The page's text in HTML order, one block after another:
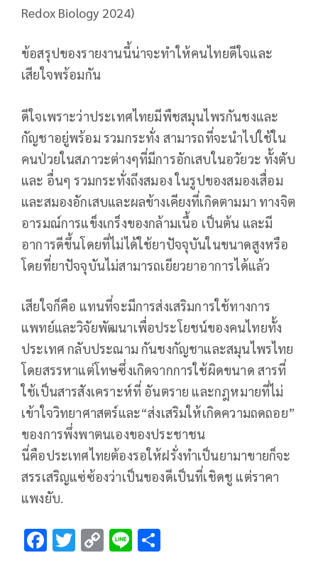
Redox Biology 2024)
ข้อสรุปของรายงานนี้น่าจะทำให้คนไทยดีใจและ
เสียใจพร้อมกัน
ดีใจเพราะว่าประเทศไทยมีพืชสมุนไพรกันชงและ
กัญชาอยู่พร้อม รวมกระทั่ง สามารถที่จะนำไปใช้ใน
คนป่วยในสภาวะต่างๆที่มีการอักเสบในอวัยวะ ทั้งตับ
และ อื่นๆ รวมกระทั่งถึงสมอง ในรูปของสมองเสื่อม
และสมองอักเสบและผลข้างเคียงที่เกิดตามมา ทางจิต
อารมณ์การแข็งเกร็งของกล้ามเนื้อ เป็นต้น และมี
อาการดีขึ้นโดยที่ไม่ได้ใช้ยาปัจจุบันในขนาดสูงหรือ
โดยที่ยาปัจจุบันไม่สามารถเยียวยาอาการได้แล้ว
เสียใจก็คือ แทนที่จะมีการส่งเสริมการใช้ทางการ
แพทย์และวิจัยพัฒนาเพื่อประโยชน์ของคนไทยทั้ง
ประเทศ กลับประณาม กันชงกัญชาและสมุนไพรไทย
โดยสรรหาแต่โทษซึ่งเกิดจากการใช้ผิดขนาด สารที่
ใช้เป็นสารสังเคราะห์ที่ อันตราย และกฎหมายที่ไม่
เข้าใจวิทยาศาสตร์และ“ส่งเสริมให้เกิดความถดถอย”
ของการพึ่งพาตนเองของประชาชน
นี่คือประเทศไทยต้องรอให้ฝรั่งทำเป็นยามาขายก็จะ
สรรเสริญแซ่ซ้องว่าเป็นของดีเป็นที่เชิดชู แต่ราคา
แพงยับ.
F T C Li